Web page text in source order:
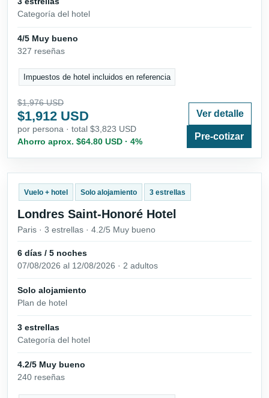
Categoría del hotel
4/5 Muy bueno
327 reseñas
Impuestos de hotel incluidos en referencia
$1,976 USD
$1,912 USD
por persona · total $3,823 USD
Ahorro aprox. $64.80 USD · 4%
Ver detalle
Pre-cotizar
Vuelo + hotel Solo alojamiento 3 estrellas
Londres Saint-Honoré Hotel
Paris · 3 estrellas · 4.2/5 Muy bueno
6 días / 5 noches
07/08/2026 al 12/08/2026 · 2 adultos
Solo alojamiento
Plan de hotel
3 estrellas
Categoría del hotel
4.2/5 Muy bueno
240 reseñas